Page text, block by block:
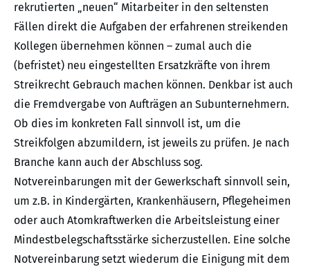
rekrutierten „neuen“ Mitarbeiter in den seltensten
Fällen direkt die Aufgaben der erfahrenen streikenden
Kollegen übernehmen können – zumal auch die
(befristet) neu eingestellten Ersatzkräfte von ihrem
Streikrecht Gebrauch machen können. Denkbar ist auch
die Fremdvergabe von Aufträgen an Subunternehmern.
Ob dies im konkreten Fall sinnvoll ist, um die
Streikfolgen abzumildern, ist jeweils zu prüfen. Je nach
Branche kann auch der Abschluss sog.
Notvereinbarungen mit der Gewerkschaft sinnvoll sein,
um z.B. in Kindergärten, Krankenhäusern, Pflegeheimen
oder auch Atomkraftwerken die Arbeitsleistung einer
Mindestbelegschaftsstärke sicherzustellen. Eine solche
Notvereinbarung setzt wiederum die Einigung mit dem